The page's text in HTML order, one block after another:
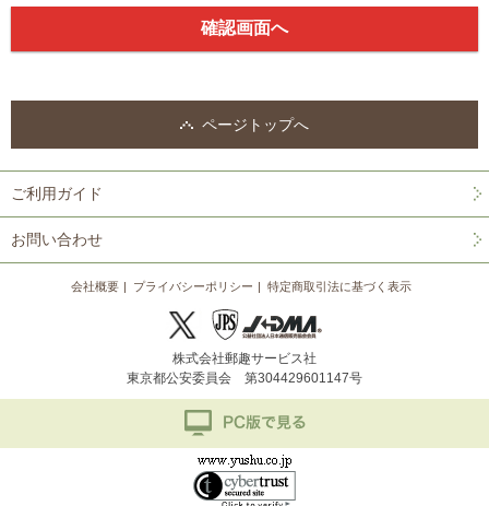
ページトップへ
ご利用ガイド
お問い合わせ
会社概要 プライバシーポリシー 特定商取引法に基づく表示
株式会社郵趣サービス社
東京都公安委員会 第304429601147号